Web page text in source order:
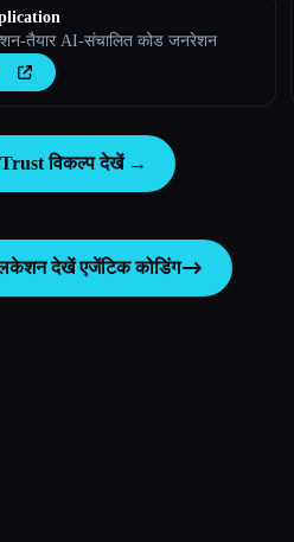
तैयार AI-संचालित कोड जनरेशन
विकल्प देखें →
देखेंएजेंटिक कोडिंग